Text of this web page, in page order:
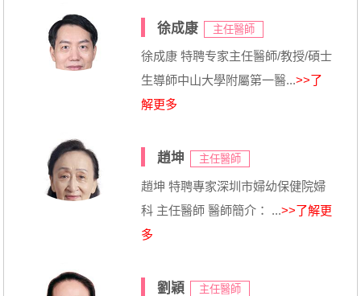
徐成康 主任醫師
徐成康 特聘专家主任醫師/教授/碩士
生導師中山大學附屬第一醫...>>了
解更多
趙坤 主任醫師
趙坤 特聘專家深圳市婦幼保健院婦
科 主任醫師 醫師簡介： ...>>了解更
多
劉穎 主任醫師